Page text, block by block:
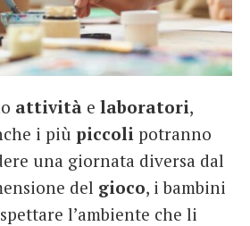
attività e laboratori,
i più piccoli potranno
una giornata diversa dal
del gioco, i bambini
l’ambiente che li